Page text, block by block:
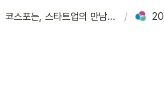
코스포는, 스타트업의 만남의 장을 열어요! /